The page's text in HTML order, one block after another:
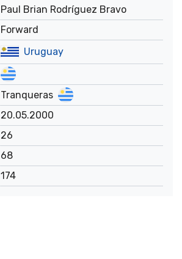
Paul Brian Rodríguez Bravo
Forward
Uruguay
Tranqueras
20.05.2000
26
68
174